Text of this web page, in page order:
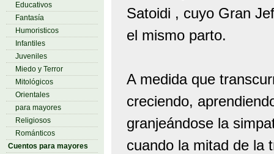
Educativos
Fantasía
Humoristicos
Infantiles
Juveniles
Miedo y Terror
Mitológicos
Orientales
para mayores
Religiosos
Románticos
Cuentos para mayores
Satoidi , cuyo Gran
el mismo parto.
A medida que
creciendo,
granjeándose la
cuando la mitad de la